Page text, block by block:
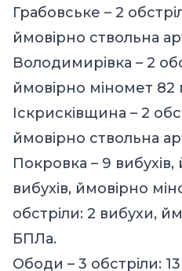
Грабовське – 2
ймовірно ствольна
Володимирівка – 2
ймовірно міномет 82
Іскрисківщина – 2
ймовірно ствольна
Покровка – 9
вибухів, ймовірно
обстріли: 2 вибухи,
БПЛа.
Ободи – 3 обстріли: